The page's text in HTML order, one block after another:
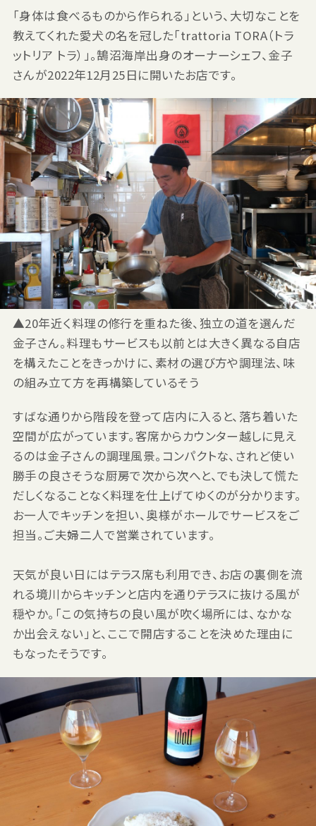
「身体は食べるものから作られる」という、大切なことを
教えてくれた愛犬の名を冠した「trattoria TORA（トラ
ットリア トラ）」。鵠沼海岸出身のオーナーシェフ、金子
さんが2022年12月25日に開いたお店です。
▲20年近く料理の修行を重ねた後、独立の道を選んだ
金子さん。料理もサービスも以前とは大きく異なる自店
を構えたことをきっかけに、素材の選び方や調理法、味
の組み立て方を再構築しているそう
すばな通りから階段を登って店内に入ると、落ち着いた
空間が広がっています。客席からカウンター越しに見え
るのは金子さんの調理風景。コンパクトな、されど使い
勝手の良さそうな厨房で次から次へと、でも決して慌た
だしくなることなく料理を仕上げてゆくのが分かります。
お一人でキッチンを担い、奥様がホールでサービスをご
担当。ご夫婦二人で営業されています。
天気が良い日にはテラス席も利用でき、お店の裏側を流
れる境川からキッチンと店内を通りテラスに抜ける風が
穏やか。「この気持ちの良い風が吹く場所には、なかな
か出会えない」と、ここで開店することを決めた理由に
もなったそうです。